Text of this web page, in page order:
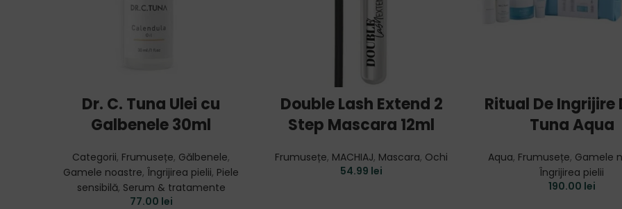
Dr. C. Tuna Ulei cu
Galbenele 30ml
Categorii, Frumusețe, Gălbenele,
Gamele noastre, Îngrijirea pielii, Piele
sensibilă, Serum & tratamente
77.00 lei
Double Lash Extend 2
Step Mascara 12ml
Frumusețe, MACHIAJ, Mascara, Ochi
54.99 lei
ADD TO CART
Ritual De Ingrijire
Tuna Aqua
Aqua, Frumusețe, Gamele
Îngrijirea pielii
190.00 lei